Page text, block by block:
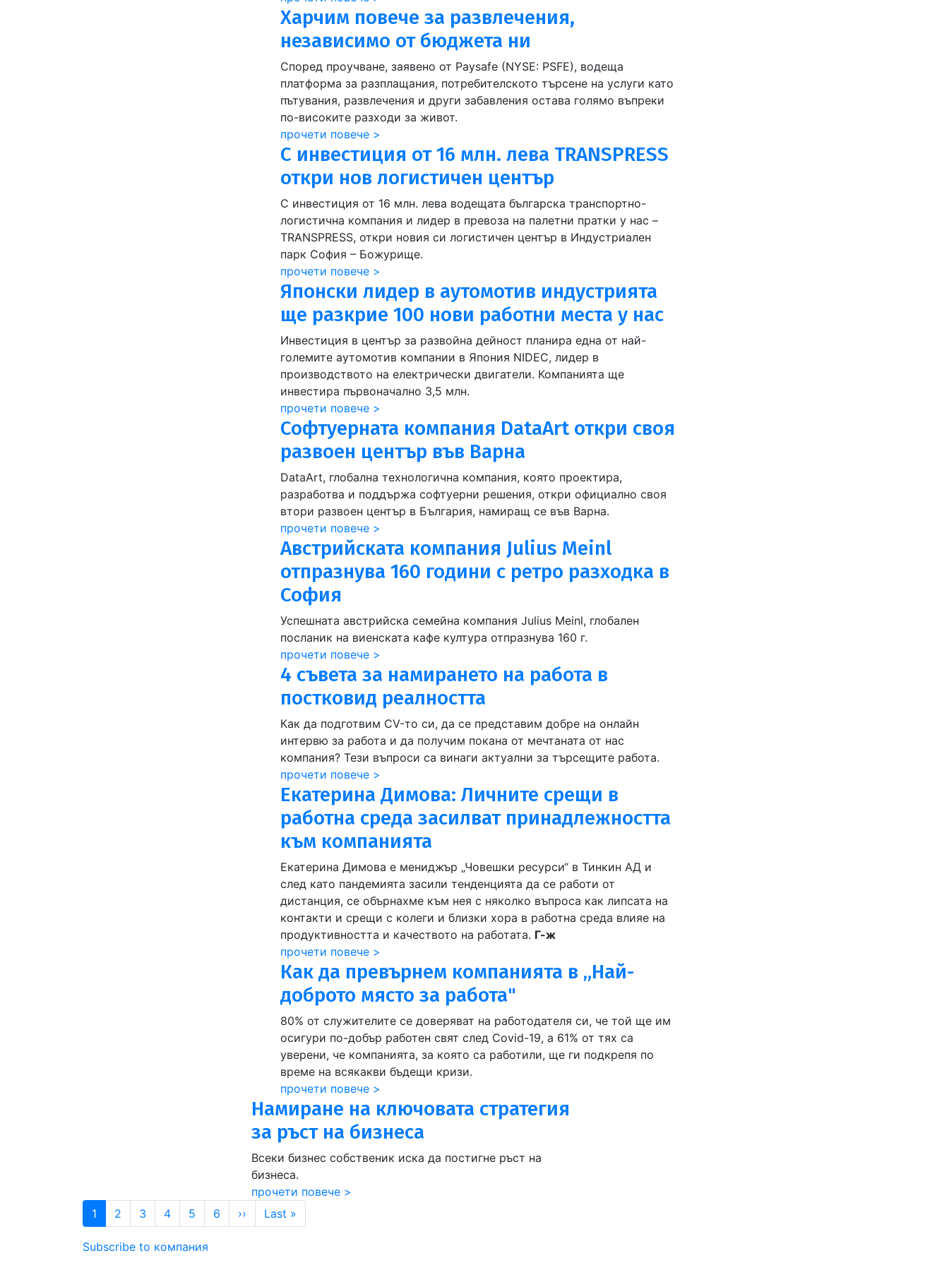
Харчим повече за развлечения,
независимо от бюджета ни
Според проучване, заявено от Paysafe (NYSE: PSFE), водеща
платформа за разплащания, потребителското търсене на услуги като
пътувания, развлечения и други забавления остава голямо въпреки
по-високите разходи за живот.
прочети повече >
С инвестиция от 16 млн. лева TRANSPRESS
откри нов логистичен център
С инвестиция от 16 млн. лева водещата българска транспортно-
логистична компания и лидер в превоза на палетни пратки у нас –
TRANSPRESS, откри новия си логистичен център в Индустриален
парк София – Божурище.
прочети повече >
Японски лидер в аутомотив индустрията
ще разкрие 100 нови работни места у нас
Инвестиция в център за развойна дейност планира една от най-
големите аутомотив компании в Япония NIDEC, лидер в
производството на електрически двигатели. Компанията ще
инвестира първоначално 3,5 млн.
прочети повече >
Софтуерната компания DataArt откри своя
развоен център във Варна
DataArt, глобална технологична компания, която проектира,
разработва и поддържа софтуерни решения, откри официално своя
втори развоен център в България, намиращ се във Варна.
прочети повече >
Австрийската компания Julius Meinl
отпразнува 160 години с ретро разходка в
София
Успешната австрийска семейна компания Julius Meinl, глобален
посланик на виенската кафе култура отпразнува 160 г.
прочети повече >
4 съвета за намирането на работа в
постковид реалността
Как да подготвим CV-то си, да се представим добре на онлайн
интервю за работа и да получим покана от мечтаната от нас
компания? Тези въпроси са винаги актуални за търсещите работа.
прочети повече >
Екатерина Димова: Личните срещи в
работна среда засилват принадлежността
към компанията
Екатерина Димова е мениджър „Човешки ресурси“ в Тинкин АД и
след като пандемията засили тенденцията да се работи от
дистанция, се обърнахме към нея с няколко въпроса как липсата на
контакти и срещи с колеги и близки хора в работна среда влияе на
продуктивността и качеството на работата. Г-ж
прочети повече >
Как да превърнем компанията в „Най-
доброто място за работа"
80% от служителите се доверяват на работодателя си, че той ще им
осигури по-добър работен свят след Covid-19, а 61% от тях са
уверени, че компанията, за която са работили, ще ги подкрепя по
време на всякакви бъдещи кризи.
прочети повече >
Намиране на ключовата стратегия
за ръст на бизнеса
Всеки бизнес собственик иска да постигне ръст на
бизнеса.
прочети повече >
Pagination
1 2 3 4 5 6 ›› Next page
Last »
Subscribe to компания